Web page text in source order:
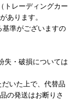
トレーディングカー
あります。
準がございますの
失・破損については
いた上で、代替品
の発送はお断りさ